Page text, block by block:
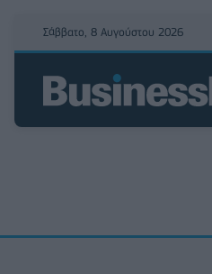
Σάββατο, 8 Αυγούστου 2026